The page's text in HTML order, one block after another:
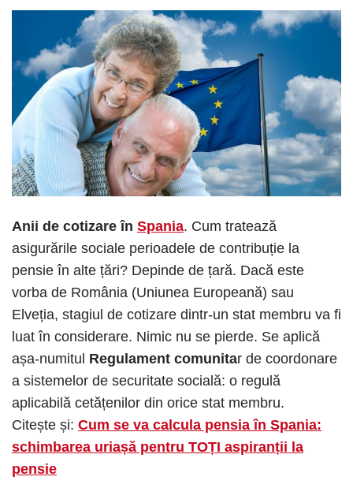
Anii de cotizare în Spania. Cum tratează
asigurările sociale perioadele de contribuție la
pensie în alte țări? Depinde de țară. Dacă este
vorba de România (Uniunea Europeană) sau
Elveția, stagiul de cotizare dintr-un stat membru va fi
luat în considerare. Nimic nu se pierde. Se aplică
așa-numitul Regulament comunitar de coordonare
a sistemelor de securitate socială: o regulă
aplicabilă cetățenilor din orice stat membru.
Citește și: Cum se va calcula pensia în Spania:
schimbarea uriașă pentru TOȚI aspiranții la
pensie